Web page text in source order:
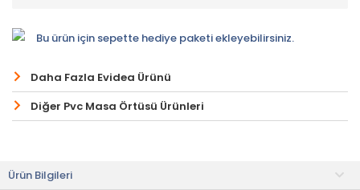
Bu ürün için sepette hediye paketi ekleyebilirsiniz.
Daha Fazla Evidea Ürünü
Diğer Pvc Masa Örtüsü Ürünleri
Ürün Bilgileri